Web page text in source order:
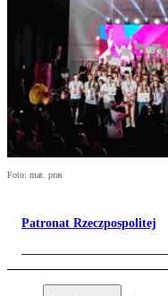
Foto: mat. pras
Patronat Rzeczpospolitej